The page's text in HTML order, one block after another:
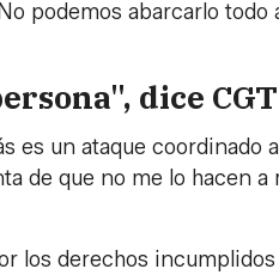
podemos abarcarlo todo
dice CGT
es un ataque coordinado
de que no me lo hacen a
los derechos